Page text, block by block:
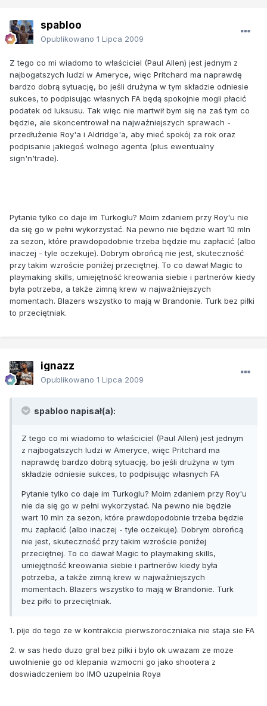
spabloo
Opublikowano 1 Lipca 2009
Z tego co mi wiadomo to właściciel (Paul Allen) jest jednym z
najbogatszych ludzi w Ameryce, więc Pritchard ma naprawdę
bardzo dobrą sytuację, bo jeśli drużyna w tym składzie odniesie
sukces, to podpisując własnych FA będą spokojnie mogli płacić
podatek od luksusu. Tak więc nie martwił bym się na zaś tym co
będzie, ale skoncentrował na najważniejszych sprawach -
przedłużenie Roy'a i Aldridge'a, aby mieć spokój za rok oraz
podpisanie jakiegoś wolnego agenta (plus ewentualny
sign'n'trade).
Pytanie tylko co daje im Turkoglu? Moim zdaniem przy Roy'u nie
da się go w pełni wykorzystać. Na pewno nie będzie wart 10 mln
za sezon, które prawdopodobnie trzeba będzie mu zapłacić (albo
inaczej - tyle oczekuje). Dobrym obrońcą nie jest, skuteczność
przy takim wzroście poniżej przeciętnej. To co dawał Magic to
playmaking skills, umiejętność kreowania siebie i partnerów kiedy
była potrzeba, a także zimną krew w najważniejszych
momentach. Blazers wszystko to mają w Brandonie. Turk bez piłki
to przeciętniak.
ignazz
Opublikowano 1 Lipca 2009
spabloo napisał(a):
Z tego co mi wiadomo to właściciel (Paul Allen) jest jednym
z najbogatszych ludzi w Ameryce, więc Pritchard ma
naprawdę bardzo dobrą sytuację, bo jeśli drużyna w tym
składzie odniesie sukces, to podpisując własnych FA
Pytanie tylko co daje im Turkoglu? Moim zdaniem przy Roy'u
nie da się go w pełni wykorzystać. Na pewno nie będzie
wart 10 mln za sezon, które prawdopodobnie trzeba będzie
mu zapłacić (albo inaczej - tyle oczekuje). Dobrym obrońcą
nie jest, skuteczność przy takim wzroście poniżej
przeciętnej. To co dawał Magic to playmaking skills,
umiejętność kreowania siebie i partnerów kiedy była
potrzeba, a także zimną krew w najważniejszych
momentach. Blazers wszystko to mają w Brandonie. Turk
bez piłki to przeciętniak.
1. pije do tego ze w kontrakcie pierwszoroczniaka nie staja sie FA
2. w sas hedo duzo gral bez pilki i bylo ok uwazam ze moze
uwolnienie go od klepania wzmocni go jako shootera z
doswiadczeniem bo IMO uzupelnia Roya